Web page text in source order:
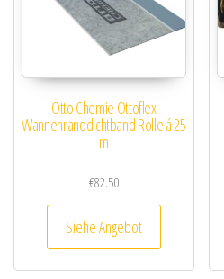
Otto Chemie Ottoflex
Wannenranddichtband Rolle á 25
m
€82.50
Siehe Angebot